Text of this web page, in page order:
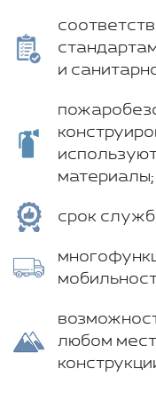
и
материалы;
срок
любом